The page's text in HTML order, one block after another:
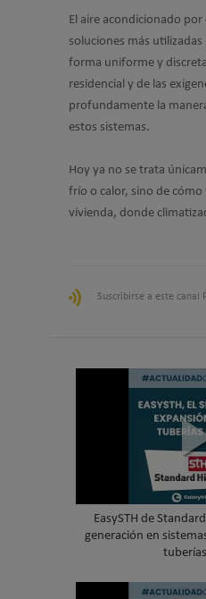
El aire acondicionado por
soluciones más utilizadas
forma uniforme y
residencial y de las
profundamente la
estos sistemas.
Hoy ya no se trata
frío o calor, sino de cómo
vivienda, donde
Suscribirse a este canal
EasySTH de
generación en
tuberías